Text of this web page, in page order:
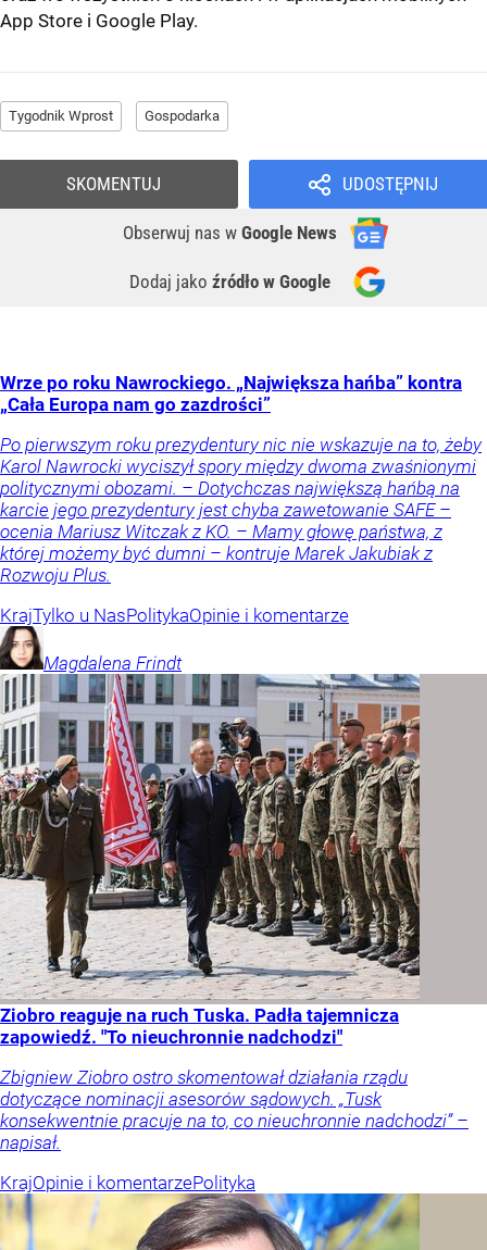
App Store i Google Play.
Tygodnik Wprost Gospodarka
UDOSTĘPNIJ
Obserwuj nas w Google News
Dodaj jako źródło w Google
SKOMENTUJ
Wrze po roku Nawrockiego. „Największa hańba” kontra
„Cała Europa nam go zazdrości”
Po pierwszym roku prezydentury nic nie wskazuje na to, żeby
Karol Nawrocki wyciszył spory między dwoma zwaśnionymi
politycznymi obozami. – Dotychczas największą hańbą na
karcie jego prezydentury jest chyba zawetowanie SAFE –
ocenia Mariusz Witczak z KO. – Mamy głowę państwa, z
której możemy być dumni – kontruje Marek Jakubiak z
Rozwoju Plus.
KrajTylko u NasPolitykaOpinie i komentarze
Magdalena Frindt
Ziobro reaguje na ruch Tuska. Padła tajemnicza
zapowiedź. "To nieuchronnie nadchodzi"
Zbigniew Ziobro ostro skomentował działania rządu
dotyczące nominacji asesorów sądowych. „Tusk
konsekwentnie pracuje na to, co nieuchronnie nadchodzi” –
napisał.
KrajOpinie i komentarzePolityka